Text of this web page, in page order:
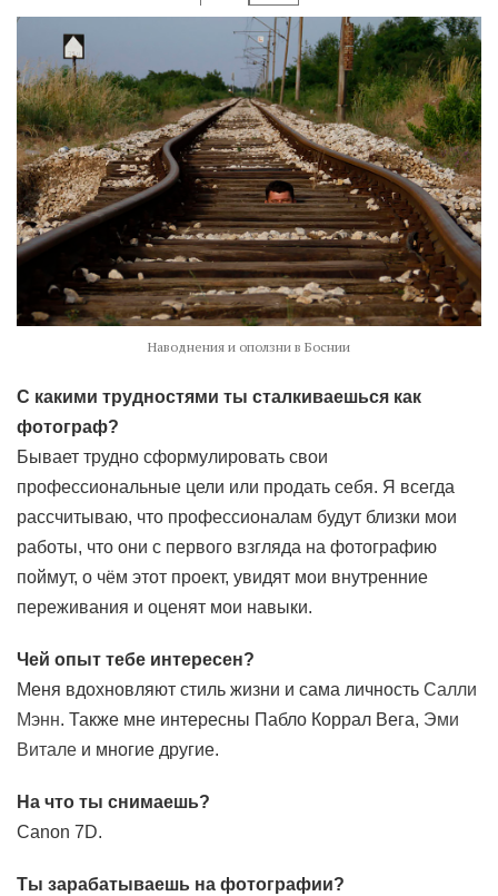
Наводнения и оползни в Боснии
С какими трудностями ты сталкиваешься как
фотограф?
Бывает трудно сформулировать свои
профессиональные цели или продать себя. Я всегда
рассчитываю, что профессионалам будут близки мои
работы, что они с первого взгляда на фотографию
поймут, о чём этот проект, увидят мои внутренние
переживания и оценят мои навыки.
Чей опыт тебе интересен?
Меня вдохновляют стиль жизни и сама личность Салли
Мэнн. Также мне интересны Пабло Коррал Вега, Эми
Витале и многие другие.
На что ты снимаешь?
Canon 7D.
Ты зарабатываешь на фотографии?